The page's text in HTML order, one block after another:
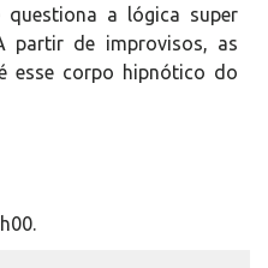
questiona a lógica super
partir de improvisos, as
esse corpo hipnótico do